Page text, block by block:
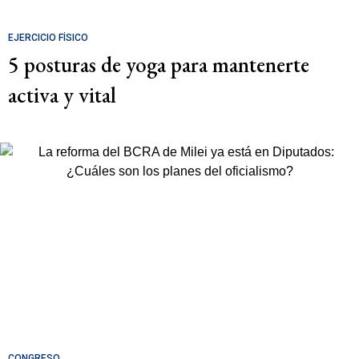
EJERCICIO FÍSICO
5 posturas de yoga para mantenerte
activa y vital